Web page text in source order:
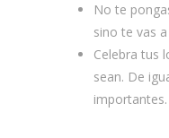
No te
sino te vas
Celebra tus
sean. De
importantes.